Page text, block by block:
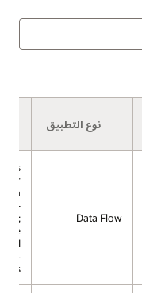
نوع التطبيق
Data Flow
for
-
AI
-